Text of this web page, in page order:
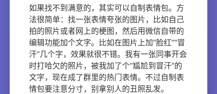
如果找不到满意的，其实可以自制表情包。方
法很简单：找一张表情夸张的图片，比如自己
拍的照片或者网上的梗图，然后用微信自带的
编辑功能加个文字。比如在图片上加“脸红”“冒
汗”几个字，效果就很不错。我有一张同事开会
时打哈欠的照片，被我加了个“尴尬到冒汗”的
文字，现在成了群里的热门表情。不过自制表
情包要注意分寸，别拿别人的丑照乱发。